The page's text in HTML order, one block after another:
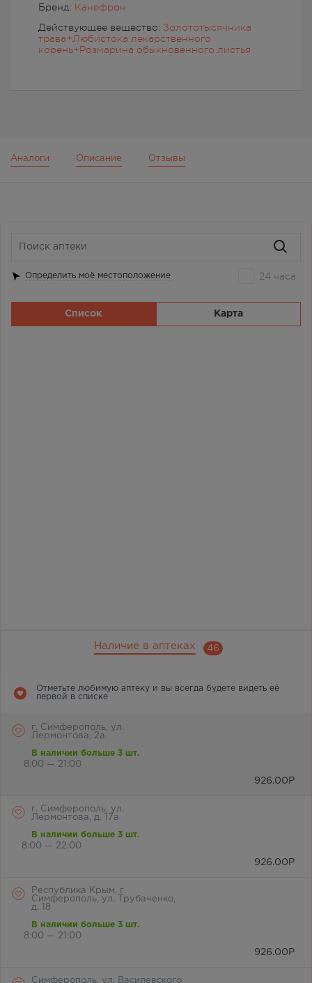
Бренд: Канефрон
Действующее вещество: Золототысячника
трава+Любистока лекарственного
корень+Розмарина обыкновенного листья
Аналоги Описание Отзывы
Наличие в аптеках 46
Отметьте любимую аптеку и вы всегда будете видеть её
первой в списке
г. Симферополь, ул.
Лермонтова, 2а
В наличии больше 3 шт.
8:00 — 21:00
926.00 Р
г. Симферополь, ул.
Лермонтова, д. 17а
В наличии больше 3 шт.
8:00 — 22:00
926.00 Р
Республика Крым, г.
Симферополь, ул. Трубаченко,
д. 18
В наличии больше 3 шт.
8:00 — 21:00
926.00 Р
Симферополь, ул. Василевского
Определить моё местоположение 24 часа
Список Карта